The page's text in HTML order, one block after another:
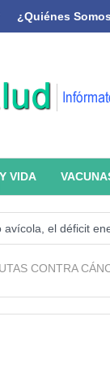
¿Quiénes
VIDA
el déficit
CONTRA